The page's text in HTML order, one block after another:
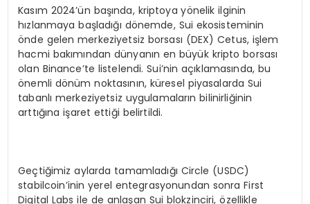
Kasım 2024’ün başında, kriptoya yönelik ilginin
hızlanmaya başladığı dönemde, Sui ekosisteminin
önde gelen merkeziyetsiz borsası (DEX) Cetus, işlem
hacmi bakımından dünyanın en büyük kripto borsası
olan Binance’te listelendi. Sui’nin açıklamasında, bu
önemli dönüm noktasının, küresel piyasalarda Sui
tabanlı merkeziyetsiz uygulamaların bilinirliğinin
arttığına işaret ettiği belirtildi.
Geçtiğimiz aylarda tamamladığı Circle (USDC)
stabilcoin’inin yerel entegrasyonundan sonra First
Digital Labs ile de anlaşan Sui blokzinciri, özellikle